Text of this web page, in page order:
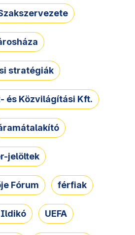
stratégiák
és Közvilágítási Kft.
jelöltek
Fórum férfiak
Ildikó UEFA